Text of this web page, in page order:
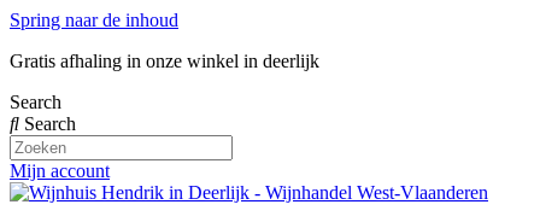
Spring naar de inhoud
Gratis afhaling in onze winkel in deerlijk
Search
Search
Mijn account